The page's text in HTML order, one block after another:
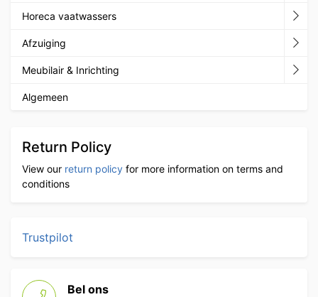
Horeca vaatwassers
Afzuiging
Meubilair & Inrichting
Algemeen
Return Policy
View our return policy for more information on terms and
conditions
Trustpilot
Bel ons